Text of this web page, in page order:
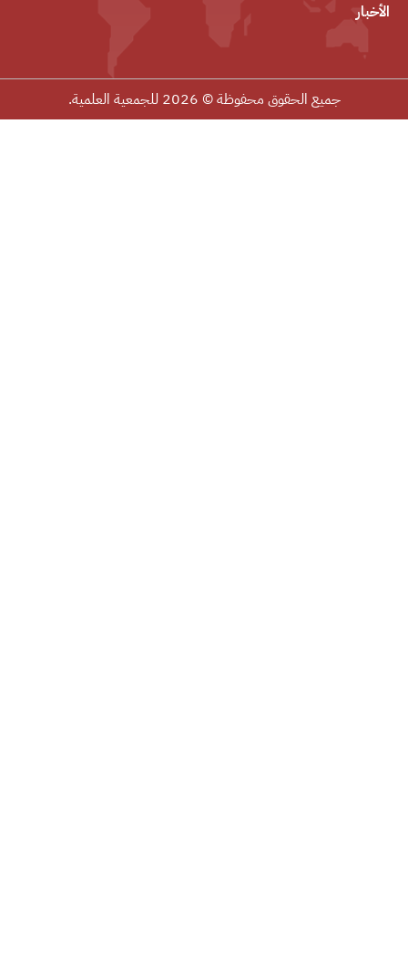
الأخبار
جميع الحقوق محفوظة © 2026 للجمعية العلمية.